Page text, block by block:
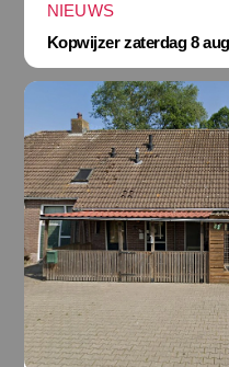
NIEUWS
Kopwijzer zaterdag 8